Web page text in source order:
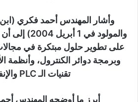
​وأشار المهندس أحمد فكري (ابن
والمولود في 1
على تطوير حلول مبتكرة في
وبرمجة دوائر الكنترول، وأنظمة
تقنيات الـ PLC والإنفرتر.
​أبرز ما أوضحه المهندس